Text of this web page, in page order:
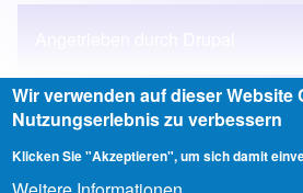
User account menu
Anmelden
Wir verwenden auf dieser Website
Nutzungserlebnis zu verbessern
Klicken Sie "Akzeptieren", um sich damit